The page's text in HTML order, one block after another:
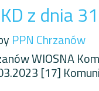
z dnia
PPN Chrzanów
WIOSNA
[17]